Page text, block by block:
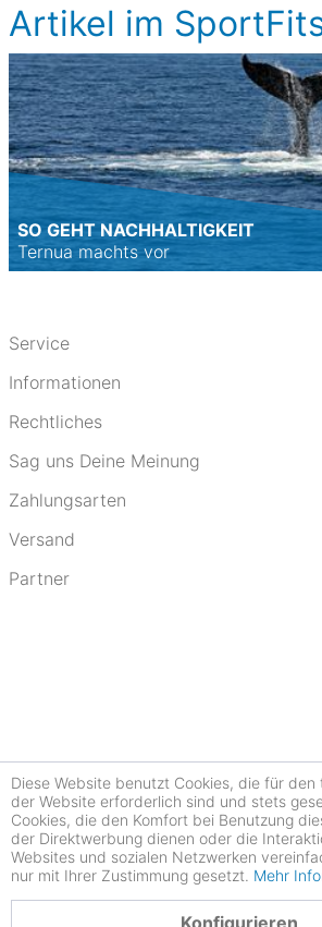
Artikel im
SO GEHT NACHHALTIGKEIT
Ternua machts vor
Service
Informationen
Rechtliches
Sag uns Deine Meinung
Zahlungsarten
Versand
Partner
Diese Website benutzt Cookies, die für
der Website erforderlich sind und stets
Cookies, die den Komfort bei Benutzung
der Direktwerbung dienen oder die
Websites und sozialen Netzwerken
nur mit Ihrer Zustimmung gesetzt. Mehr
Konfigurieren